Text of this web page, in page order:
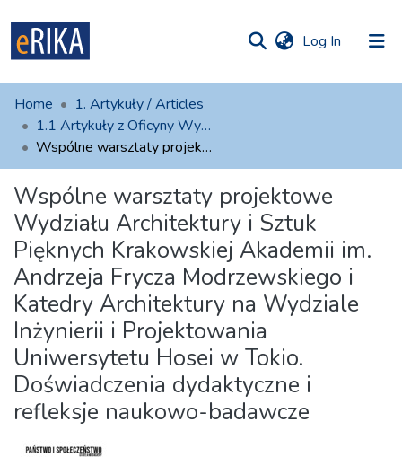
Log In (current)
UAFM
Information
For authors
Help
Contact
Home
1. Artykuły / Articles
1.1 Artykuły z Oficyny Wydawniczej AFM
Wspólne warsztaty projektowe Wydziału Architektury i Sztuk Pięknych Krakowskiej Akademii im. Andrzeja Frycza Modrzewskiego i Katedry Architektury na Wydziale Inżynierii i Projektowania Uniwersytetu Hosei w Tokio. Doświadczenia dydaktyczne i refleksje naukowo-badawcze
Wspólne warsztaty projektowe
Wydziału Architektury i Sztuk
Pięknych Krakowskiej Akademii im.
Andrzeja Frycza Modrzewskiego i
Katedry Architektury na Wydziale
Inżynierii i Projektowania
Uniwersytetu Hosei w Tokio.
Doświadczenia dydaktyczne i
refleksje naukowo-badawcze